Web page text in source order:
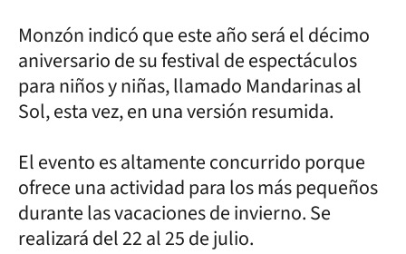
Monzón indicó que este año será el décimo
aniversario de su festival de espectáculos
para niños y niñas, llamado Mandarinas al
Sol, esta vez, en una versión resumida.
El evento es altamente concurrido porque
ofrece una actividad para los más pequeños
durante las vacaciones de invierno. Se
realizará del 22 al 25 de julio.